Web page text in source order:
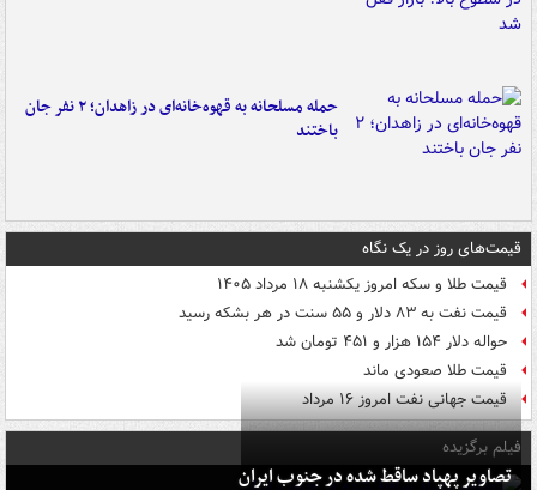
حمله مسلحانه به قهوه‌خانه‌ای در زاهدان؛ ۲ نفر جان
باختند
قیمت‌های روز در یک نگاه
قیمت طلا و سکه امروز یکشنبه ۱۸ مرداد ۱۴۰۵
قیمت نفت به ۸۳ دلار و ۵۵ سنت در هر بشکه رسید
حواله دلار ۱۵۴ هزار و ۴۵۱ تومان شد
قیمت طلا صعودی ماند
قیمت جهانی نفت امروز ۱۶ مرداد
فیلم برگزیده
تصاویر پهپاد ساقط شده در جنوب ایران